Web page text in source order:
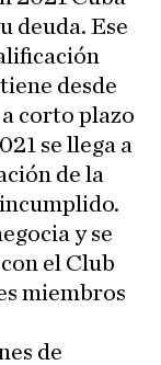
deuda. Ese
desde
corto plazo
se llega a
de la
y se
el Club
miembros
de